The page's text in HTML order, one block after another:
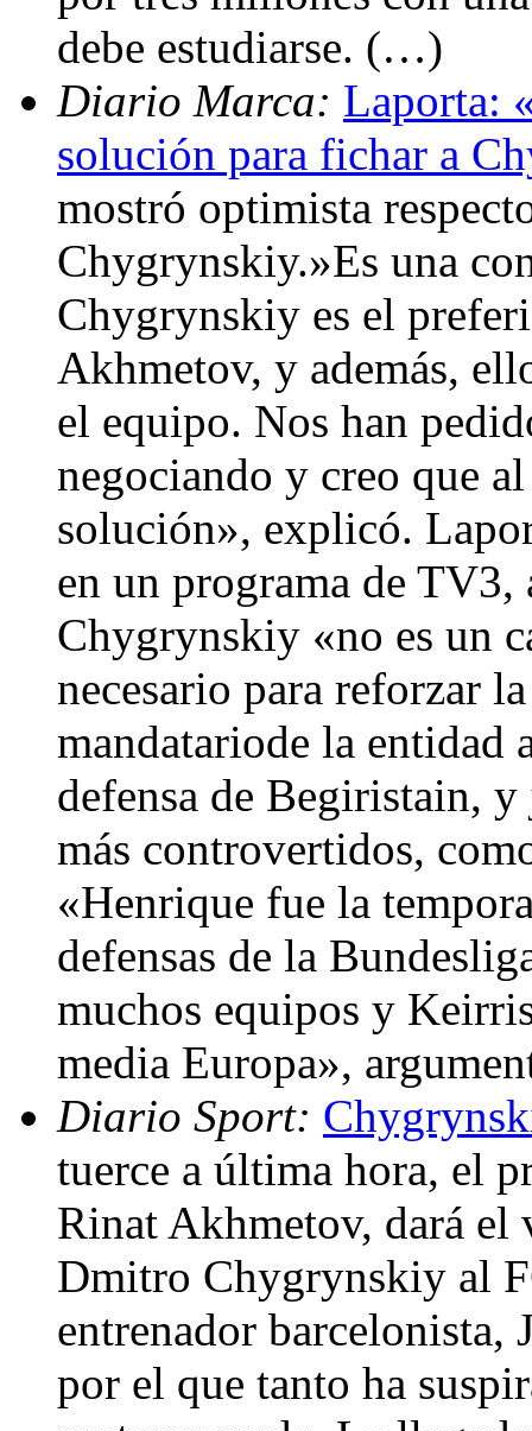
debe estudiarse. (…)
Diario Marca: Laporta:
solución para fichar a
mostró optimista
Chygrynskiy.»Es una
Chygrynskiy es el
Akhmetov, y además,
el equipo. Nos han
negociando y creo que
solución», explicó.
en un programa de
Chygrynskiy «no es un
necesario para reforzar
mandatariode la entidad
defensa de Begiristain,
más controvertidos,
«Henrique fue la
defensas de la
muchos equipos y
media Europa»,
Diario Sport:
tuerce a última hora, el
Rinat Akhmetov, dará el
Dmitro Chygrynskiy al
entrenador barcelonista,
por el que tanto ha